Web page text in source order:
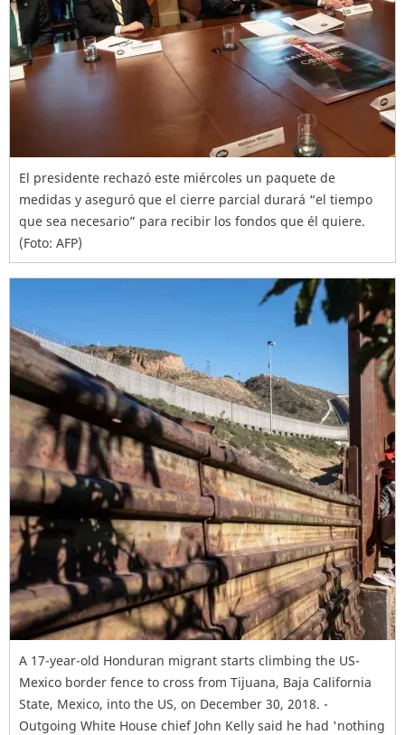
El presidente rechazó este miércoles un paquete de
medidas y aseguró que el cierre parcial durará “el tiempo
que sea necesario” para recibir los fondos que él quiere.
(Foto: AFP)
A 17-year-old Honduran migrant starts climbing the US-
Mexico border fence to cross from Tijuana, Baja California
State, Mexico, into the US, on December 30, 2018. -
Outgoing White House chief John Kelly said he had 'nothing